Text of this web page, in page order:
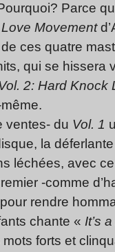
Parce
Movement
ces quatre
qui se hissera
2: Hard Knock
ventes- du Vol. 1
la déferlante
léchées, avec
-comme
rendre
chante « It’s
forts et